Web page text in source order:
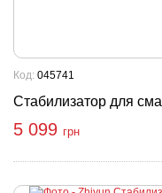
Стабилизатор для
Код: 045741
5 099 грн